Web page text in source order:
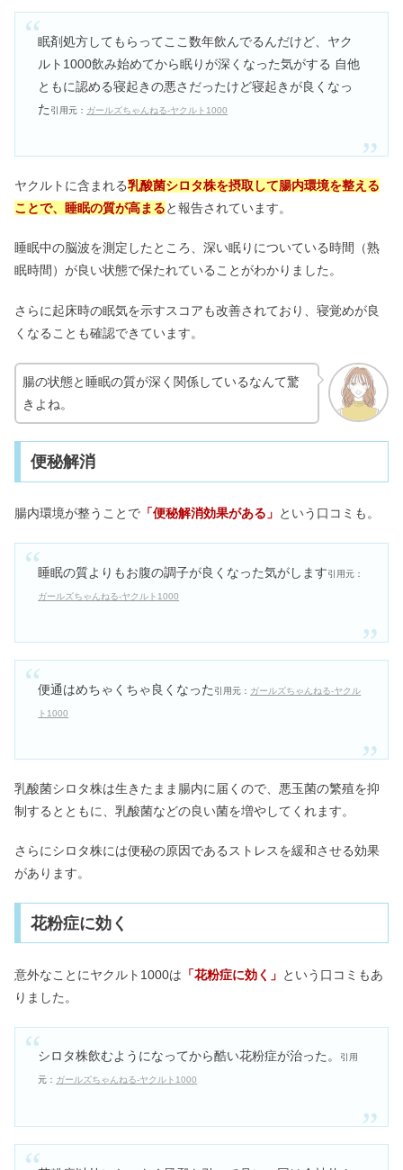
眠剤処方してもらってここ数年飲んでるんだけど、ヤク
ルト1000飲み始めてから眠りが深くなった気がする 自他
ともに認める寝起きの悪さだったけど寝起きが良くなっ
た 引用元： ガールズちゃんねる-ヤクルト1000
ヤクルトに含まれる乳酸菌シロタ株を摂取して腸内環境を整える
ことで、睡眠の質が高まると報告されています。
睡眠中の脳波を測定したところ、深い眠りについている時間（熟
眠時間）が良い状態で保たれていることがわかりました。
さらに起床時の眠気を示すスコアも改善されており、寝覚めが良
くなることも確認できています。
腸の状態と睡眠の質が深く関係しているなんて驚
きよね。
便秘解消
腸内環境が整うことで 「便秘解消効果がある」 という口コミも。
睡眠の質よりもお腹の調子が良くなった気がします引用元：
ガールズちゃんねる-ヤクルト1000
便通はめちゃくちゃ良くなった 引用元： ガールズちゃんねる-ヤクル
ト1000
乳酸菌シロタ株は生きたまま腸内に届くので、悪玉菌の繁殖を抑
制するとともに、乳酸菌などの良い菌を増やしてくれます。
さらにシロタ株には便秘の原因であるストレスを緩和させる効果
があります。
花粉症に効く
意外なことにヤクルト1000は 「花粉症に効く」 という口コミもあ
りました。
シロタ株飲むようになってから酷い花粉症が治った。 引用
元： ガールズちゃんねる-ヤクルト1000